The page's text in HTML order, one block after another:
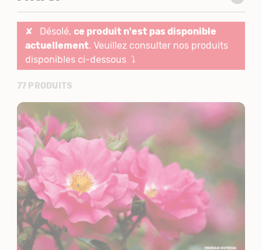
✘ Désolé, ce produit n'est pas disponible
actuellement. Veuillez consulter nos produits
disponibles ci-dessous ⤵
77 PRODUITS